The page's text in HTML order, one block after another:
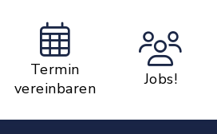
Termin
vereinbaren
Jobs!